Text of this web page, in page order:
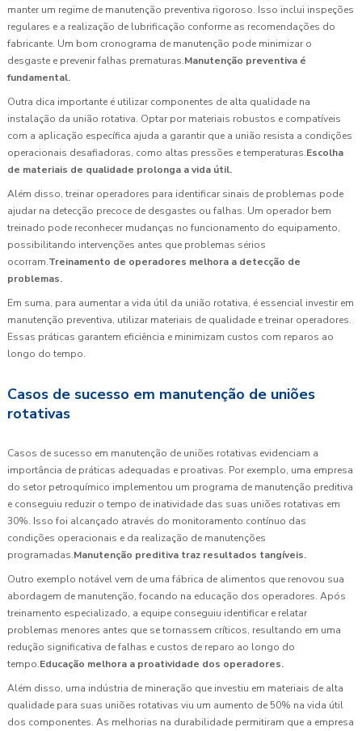
manter um regime de manutenção preventiva rigoroso. Isso inclui inspeções
regulares e a realização de lubrificação conforme as recomendações do
fabricante. Um bom cronograma de manutenção pode minimizar o
desgaste e prevenir falhas prematuras.Manutenção preventiva é
fundamental.
Outra dica importante é utilizar componentes de alta qualidade na
instalação da união rotativa. Optar por materiais robustos e compatíveis
com a aplicação específica ajuda a garantir que a união resista a condições
operacionais desafiadoras, como altas pressões e temperaturas.Escolha
de materiais de qualidade prolonga a vida útil.
Além disso, treinar operadores para identificar sinais de problemas pode
ajudar na detecção precoce de desgastes ou falhas. Um operador bem
treinado pode reconhecer mudanças no funcionamento do equipamento,
possibilitando intervenções antes que problemas sérios
ocorram.Treinamento de operadores melhora a detecção de
problemas.
Em suma, para aumentar a vida útil da união rotativa, é essencial investir em
manutenção preventiva, utilizar materiais de qualidade e treinar operadores.
Essas práticas garantem eficiência e minimizam custos com reparos ao
longo do tempo.
Casos de sucesso em manutenção de uniões
rotativas
Casos de sucesso em manutenção de uniões rotativas evidenciam a
importância de práticas adequadas e proativas. Por exemplo, uma empresa
do setor petroquímico implementou um programa de manutenção preditiva
e conseguiu reduzir o tempo de inatividade das suas uniões rotativas em
30%. Isso foi alcançado através do monitoramento contínuo das
condições operacionais e da realização de manutenções
programadas.Manutenção preditiva traz resultados tangíveis.
Outro exemplo notável vem de uma fábrica de alimentos que renovou sua
abordagem de manutenção, focando na educação dos operadores. Após
treinamento especializado, a equipe conseguiu identificar e relatar
problemas menores antes que se tornassem críticos, resultando em uma
redução significativa de falhas e custos de reparo ao longo do
tempo.Educação melhora a proatividade dos operadores.
Além disso, uma indústria de mineração que investiu em materiais de alta
qualidade para suas uniões rotativas viu um aumento de 50% na vida útil
dos componentes. As melhorias na durabilidade permitiram que a empresa